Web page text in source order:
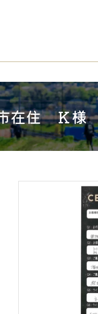
在住 Ｋ様